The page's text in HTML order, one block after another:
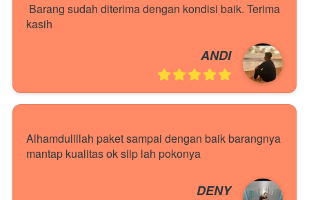
Barang sudah diterima dengan kondisi baik. Terima
kasih
ANDI
Alhamdulillah paket sampai dengan baik barangnya
mantap kualitas ok siip lah pokonya
DENY